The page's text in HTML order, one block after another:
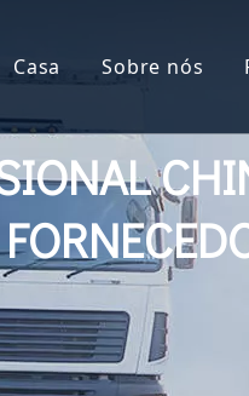
Casa Sobre nós